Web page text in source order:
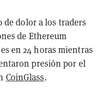
dolor a los traders
de Ethereum
en 24 horas mientras
presión por el
CoinGlass.